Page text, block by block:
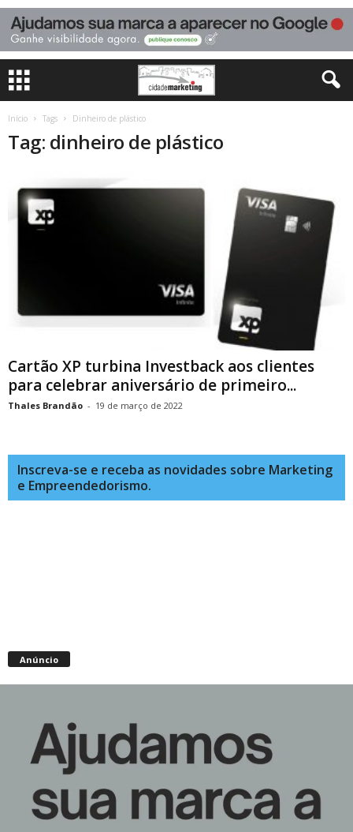
Início Tags Dinheiro de plástico
Tag: dinheiro de plástico
Cartão XP turbina Investback aos clientes
para celebrar aniversário de primeiro...
Thales Brandão - 19 de março de 2022
Inscreva-se e receba as novidades sobre Marketing
e Empreendedorismo.
Anúncio